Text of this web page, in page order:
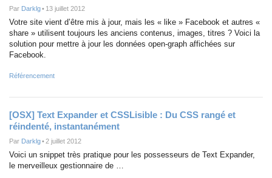
Par Darklg• 13 juillet 2012
Votre site vient d’être mis à jour, mais les « like » Facebook et autres «
share » utilisent toujours les anciens contenus, images, titres ? Voici la
solution pour mettre à jour les données open-graph affichées sur
Facebook.
Référencement
[OSX] Text Expander et CSSLisible : Du CSS rangé et
réindenté, instantanément
Par Darklg•2 juillet 2012
Voici un snippet très pratique pour les possesseurs de Text Expander,
le merveilleux gestionnaire de …